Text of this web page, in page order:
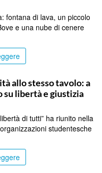
fontana di lava, un piccolo
e una nube di cenere
allo stesso tavolo: a
su libertà e giustizia
di tutti” ha riunito nella
studentesche